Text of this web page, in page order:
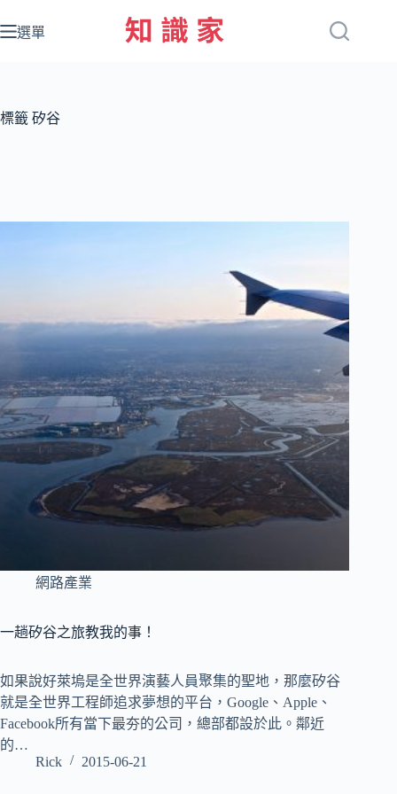
至
容
選單
標籤 矽谷
網路產業
一趟矽谷之旅教我的事！
如果說好萊塢是全世界演藝人員聚集的聖地，那麼矽谷
就是全世界工程師追求夢想的平台，Google、Apple、
Facebook所有當下最夯的公司，總部都設於此。鄰近
的…
Rick
2015-06-21